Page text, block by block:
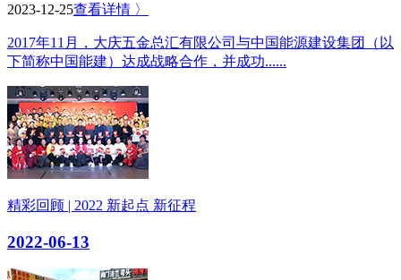
2023-12-25查看详情 〉
2017年11月，大庆五金总汇有限公司与中国能源建设集团（以
下简称中国能建）达成战略合作，并成功......
精彩回顾 | 2022 新起点 新征程
2022-06-13